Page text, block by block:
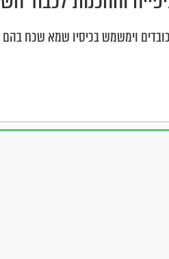
וימשמש בכיסיו שמא שכח